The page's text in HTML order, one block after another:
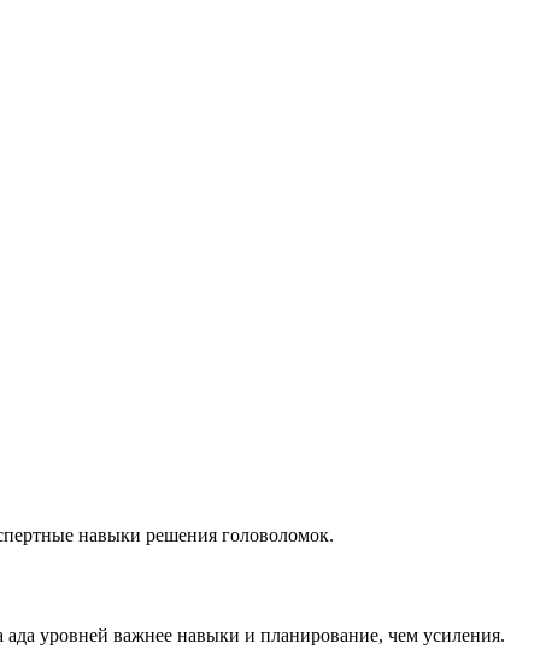
навыки решения головоломок.
уровней важнее навыки и планирование, чем усиления.